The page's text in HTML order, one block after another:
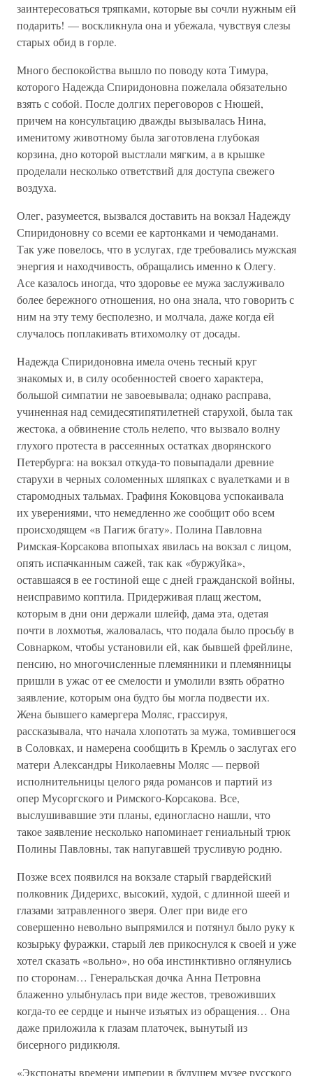
заинтересоваться тряпками, которые вы сочли нужным ей
подарить! — воскликнула она и убежала, чувствуя слезы
старых обид в горле.
Много беспокойства вышло по поводу кота Тимура,
которого Надежда Спиридоновна пожелала обязательно
взять с собой. После долгих переговоров с Нюшей,
причем на консультацию дважды вызывалась Нина,
именитому животному была заготовлена глубокая
корзина, дно которой выстлали мягким, а в крышке
проделали несколько ответствий для доступа свежего
воздуха.
Олег, разумеется, вызвался доставить на вокзал Надежду
Спиридоновну со всеми ее картонками и чемоданами.
Так уже повелось, что в услугах, где требовались мужская
энергия и находчивость, обращались именно к Олегу.
Асе казалось иногда, что здоровье ее мужа заслуживало
более бережного отношения, но она знала, что говорить с
ним на эту тему бесполезно, и молчала, даже когда ей
случалось поплакивать втихомолку от досады.
Надежда Спиридоновна имела очень тесный круг
знакомых и, в силу особенностей своего характера,
большой симпатии не завоевывала; однако расправа,
учиненная над семидесятипятилетней старухой, была так
жестока, а обвинение столь нелепо, что вызвало волну
глухого протеста в рассеянных остатках дворянского
Петербурга: на вокзал откуда-то повыпадали древние
старухи в черных соломенных шляпках с вуалетками и в
старомодных тальмах. Графиня Коковцова успокаивала
их уверениями, что немедленно же сообщит обо всем
происходящем «в Пагиж бгату». Полина Павловна
Римская-Корсакова впопыхах явилась на вокзал с лицом,
опять испачканным сажей, так как «буржуйка»,
оставшаяся в ее гостиной еще с дней гражданской войны,
неисправимо коптила. Придерживая плащ жестом,
которым в дни они держали шлейф, дама эта, одетая
почти в лохмотья, жаловалась, что подала было просьбу в
Совнарком, чтобы установили ей, как бывшей фрейлине,
пенсию, но многочисленные племянники и племянницы
пришли в ужас от ее смелости и умолили взять обратно
заявление, которым она будто бы могла подвести их.
Жена бывшего камергера Моляс, грассируя,
рассказывала, что начала хлопотать за мужа, томившегося
в Соловках, и намерена сообщить в Кремль о заслугах его
матери Александры Николаевны Моляс — первой
исполнительницы целого ряда романсов и партий из
опер Мусоргского и Римского-Корсакова. Все,
выслушивавшие эти планы, единогласно нашли, что
такое заявление несколько напоминает гениальный трюк
Полины Павловны, так напугавшей трусливую родню.
Позже всех появился на вокзале старый гвардейский
полковник Дидерихс, высокий, худой, с длинной шеей и
глазами затравленного зверя. Олег при виде его
совершенно невольно выпрямился и потянул было руку к
козырьку фуражки, старый лев прикоснулся к своей и уже
хотел сказать «вольно», но оба инстинктивно оглянулись
по сторонам… Генеральская дочка Анна Петровна
блаженно улыбнулась при виде жестов, тревоживших
когда-то ее сердце и нынче изъятых из обращения… Она
даже приложила к глазам платочек, вынутый из
бисерного ридикюля.
«Экспонаты времени империи в будущем музее русского